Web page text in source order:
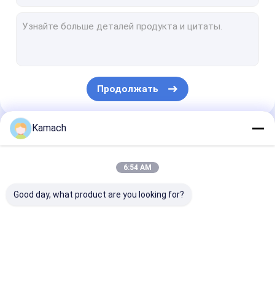
Производственная буровая установка
оборудование расточкой повышения
Подземный колесный погрузчик
тележка подземного рудника
Продолжать
Наши Категории
Kamach
6:54 AM
Good day, what product are you looking for?